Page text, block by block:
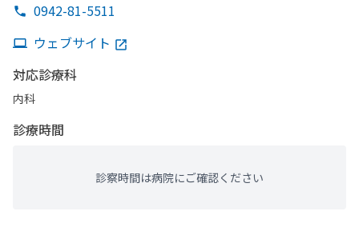
0942-81-5511
ウェブサイト
対応診療科
内科
診療時間
診察時間は病院にご確認ください